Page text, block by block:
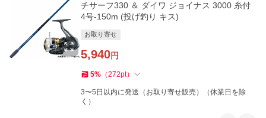
チサーフ330 ＆ ダイワ ジョイナス 3000 糸付
4号-150m (投げ釣り キス)
お取り寄せ
5,940円
5% （272pt）
3〜5日以内に発送（お取り寄せ販売）（休業日を除
く）